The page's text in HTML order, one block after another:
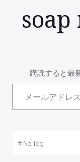
soap
購読すると最
メールアドレスを入力...
#No Tag